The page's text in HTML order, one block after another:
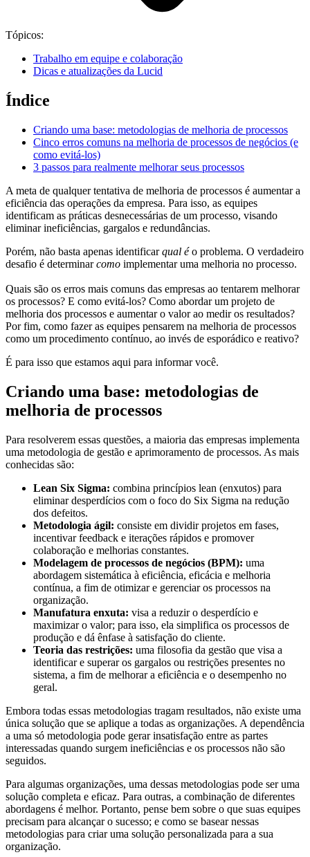
Tópicos:
Trabalho em equipe e colaboração
Dicas e atualizações da Lucid
Índice
Criando uma base: metodologias de melhoria de processos
Cinco erros comuns na melhoria de processos de negócios (e
como evitá-los)
3 passos para realmente melhorar seus processos
A meta de qualquer tentativa de melhoria de processos é aumentar a
eficiência das operações da empresa. Para isso, as equipes
identificam as práticas desnecessárias de um processo, visando
eliminar ineficiências, gargalos e redundâncias.
Porém, não basta apenas identificarqual éo problema. O verdadeiro
desafio é determinarcomo implementar uma melhoria no processo.
Quais são os erros mais comuns das empresas ao tentarem melhorar
os processos? E como evitá-los? Como abordar um projeto de
melhoria dos processos e aumentar o valor ao medir os resultados?
Por fim, como fazer as equipes pensarem na melhoria de processos
como um procedimento contínuo, ao invés de esporádico e reativo?
É para isso que estamos aqui para informar você.
Criando uma base: metodologias de
melhoria de processos
Para resolverem essas questões, a maioria das empresas implementa
uma metodologia de gestão e aprimoramento de processos. As mais
conhecidas são:
Lean Six Sigma: combina princípios lean (enxutos) para
eliminar desperdícios com o foco do Six Sigma na redução
dos defeitos.
Metodologia ágil: consiste em dividir projetos em fases,
incentivar feedback e iterações rápidos e promover
colaboração e melhorias constantes.
Modelagem de processos de negócios (BPM): uma
abordagem sistemática à eficiência, eficácia e melhoria
contínua, a fim de otimizar e gerenciar os processos na
organização.
Manufatura enxuta: visa a reduzir o desperdício e
maximizar o valor; para isso, ela simplifica os processos de
produção e dá ênfase à satisfação do cliente.
Teoria das restrições: uma filosofia da gestão que visa a
identificar e superar os gargalos ou restrições presentes no
sistema, a fim de melhorar a eficiência e o desempenho no
geral.
Embora todas essas metodologias tragam resultados, não existe uma
única solução que se aplique a todas as organizações. A dependência
a uma só metodologia pode gerar insatisfação entre as partes
interessadas quando surgem ineficiências e os processos não são
seguidos.
Para algumas organizações, uma dessas metodologias pode ser uma
solução completa e eficaz. Para outras, a combinação de diferentes
abordagens é melhor. Portanto, pense bem sobre o que suas equipes
precisam para alcançar o sucesso; e como se basear nessas
metodologias para criar uma solução personalizada para a sua
organização.